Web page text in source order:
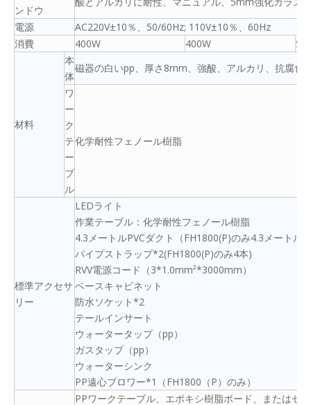
ンドウ
電源
AC220V±10％、50/60Hz; 110V±10％、60Hz
消費
400W 400W
材料
本
体
磁器の白いpp、厚さ8mm、強酸、アルカリ、抗腐食
ワ
ー
ク
テ
ー
ブ
ル
化学耐性フェノール樹脂
標準アクセサ
リー
LEDライト
作業テーブル：化学耐性フェノール樹脂
4.3メートルPVCダクト（FH1800(P)のみ4.3メートル
パイプストラップ*2(FH1800(P)のみ4本)
RVV電源コード（3*1.0mm²*3000mm）
ベースキャビネット
防水ソケット*2
テールインサート
ウォータータップ（pp）
ガスタップ（pp）
ウォーターシンク
PP遠心ブロワー*1（FH1800（P）のみ）
PPワークテーブル、エポキシ樹脂ボード、またはセ